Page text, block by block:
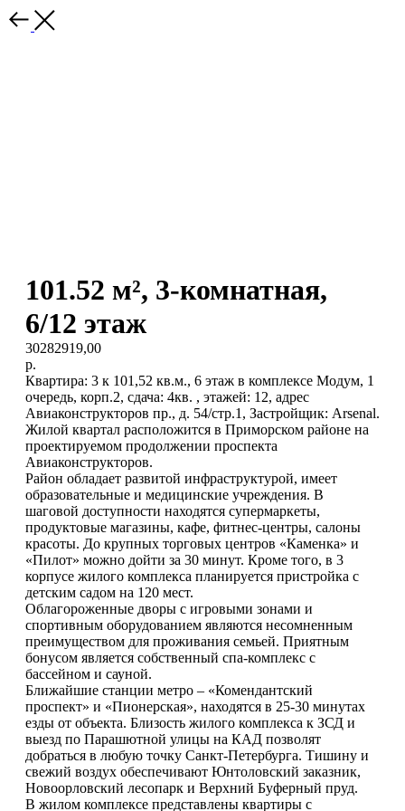
101.52 м², 3-комнатная,
6/12 этаж
30282919,00
р.
Квартира: 3 к 101,52 кв.м., 6 этаж в комплексе Модум, 1
очередь, корп.2, сдача: 4кв. , этажей: 12, адрес
Авиаконструкторов пр., д. 54/стр.1, Застройщик: Arsenal.
Жилой квартал расположится в Приморском районе на
проектируемом продолжении проспекта
Авиаконструкторов.
Район обладает развитой инфраструктурой, имеет
образовательные и медицинские учреждения. В
шаговой доступности находятся супермаркеты,
продуктовые магазины, кафе, фитнес-центры, салоны
красоты. До крупных торговых центров «Каменка» и
«Пилот» можно дойти за 30 минут. Кроме того, в 3
корпусе жилого комплекса планируется пристройка с
детским садом на 120 мест.
Облагороженные дворы с игровыми зонами и
спортивным оборудованием являются несомненным
преимуществом для проживания семьей. Приятным
бонусом является собственный спа-комплекс с
бассейном и сауной.
Ближайшие станции метро – «Комендантский
проспект» и «Пионерская», находятся в 25-30 минутах
езды от объекта. Близость жилого комплекса к ЗСД и
выезд по Парашютной улицы на КАД позволят
добраться в любую точку Санкт-Петербурга. Тишину и
свежий воздух обеспечивают Юнтоловский заказник,
Новоорловский лесопарк и Верхний Буферный пруд.
В жилом комплексе представлены квартиры с